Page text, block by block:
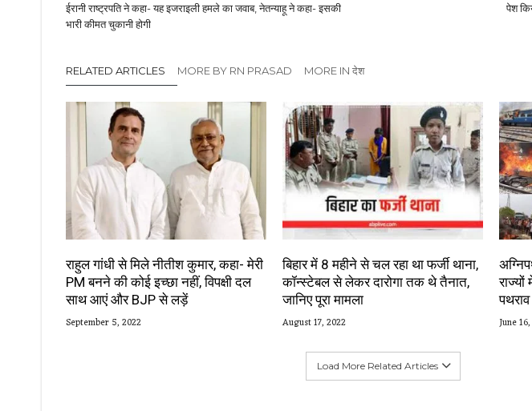
ईरानी राष्ट्रपति ने कहा- यह इजराइली हमले का जवाब, नेतन्याहू ने कहा- इसकी
भारी कीमत चुकानी होगी
पेश
RELATED ARTICLES MORE BY RN PRASAD MORE IN देश
राहुल गांधी से मिले नीतीश कुमार, कहा- मेरी
PM बनने की कोई इच्छा नहीं, विपक्षी दल
साथ आएं और BJP से लड़ें
September 5, 2022
बिहार में 8 महीने से चल रहा था फर्जी थाना,
कॉन्स्टेबल से लेकर दारोगा तक थे तैनात,
जानिए पूरा मामला
August 17, 2022
राज्यों
June
Load More Related Articles